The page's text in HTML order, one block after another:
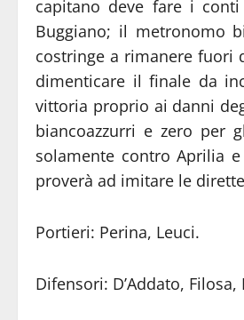
capitano deve fare i
Buggiano; il metronomo
costringe a rimanere fuori
dimenticare il finale da
vittoria proprio ai danni
biancoazzurri e zero per
solamente contro Aprilia
proverà ad imitare le
Portieri: Perina, Leuci.
Difensori: D’Addato,